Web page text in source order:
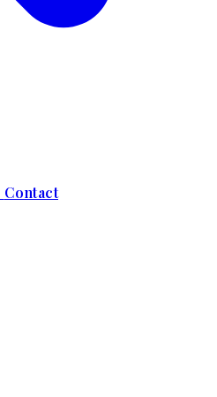
Contact